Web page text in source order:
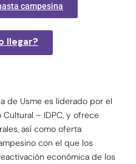
campesina
llegar?
de Usme es liderado por el
– IDPC, y ofrece
así como oferta
con el que los
económica de los